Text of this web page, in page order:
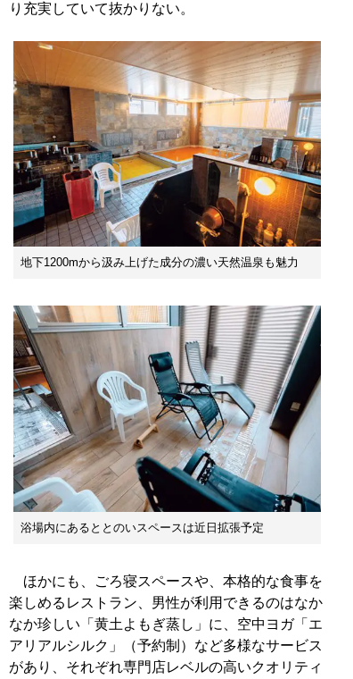
り充実していて抜かりない。
地下1200mから汲み上げた成分の濃い天然温泉も魅力
浴場内にあるととのいスペースは近日拡張予定
ほかにも、ごろ寝スペースや、本格的な食事を
楽しめるレストラン、男性が利用できるのはなか
なか珍しい「黄土よもぎ蒸し」に、空中ヨガ「エ
アリアルシルク」（予約制）など多様なサービス
があり、それぞれ専門店レベルの高いクオリティ